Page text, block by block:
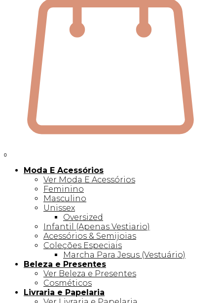
0
Moda E Acessórios
Ver Moda E Acessórios
Feminino
Masculino
Unissex
Oversized
Infantil (Apenas Vestiario)
Acessórios & Semijoias
Coleções Especiais
Marcha Para Jesus (Vestuário)
Beleza e Presentes
Ver Beleza e Presentes
Cosméticos
Livraria e Papelaria